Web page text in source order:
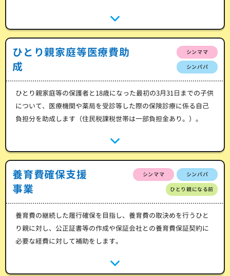
ひとり親家庭等医療費助
成
シンママ
シンパパ
ひとり親家庭等の保護者と18歳になった最初の3月31日までの子供
について、医療機関や薬局を受診等した際の保険診療に係る自己
負担分を助成します（住民税課税世帯は一部負担金あり。）。
養育費確保支援
事業
シンママ シンパパ
ひとり親になる前
養育費の継続した履行確保を目指し、養育費の取決めを行うひと
り親に対し、公正証書等の作成や保証会社との養育費保証契約に
必要な経費に対して補助をします。